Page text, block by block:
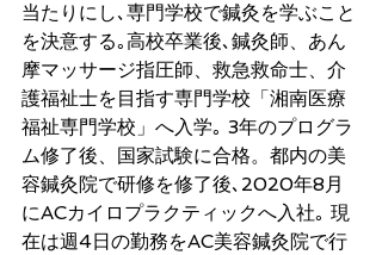
当たりにし､専門学校で鍼灸を学ぶこと
を決意する｡高校卒業後､鍼灸師、あん
摩マッサージ指圧師、救急救命士、介
護福祉士を目指す専門学校「湘南医療
福祉専門学校」へ入学｡ 3年のプログラ
ム修了後、国家試験に合格。都内の美
容鍼灸院で研修を修了後､2020年8月
にACカイロプラクティックへ入社｡ 現
在は週4日の勤務をAC美容鍼灸院で行